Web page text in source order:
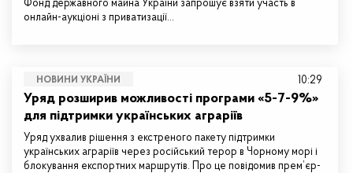
Фонд державного майна України запрошує взяти участь в
онлайн-аукціоні з приватизації…
НОВИНИ УКРАЇНИ
Уряд розширив можливості програми «5-7-9%»
для підтримки українських аграріїв
Уряд ухвалив рішення з екстреного пакету підтримки
українських аграріїв через російський терор в Чорному морі і
блокування експортних маршрутів. Про це повідомив прем’єр-
10:29